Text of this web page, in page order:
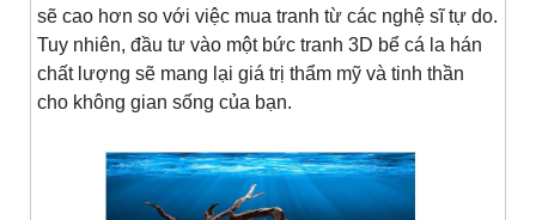
sẽ cao hơn so với việc mua tranh từ các nghệ sĩ tự do.
Tuy nhiên, đầu tư vào một bức tranh 3D bể cá la hán
chất lượng sẽ mang lại giá trị thẩm mỹ và tinh thần
cho không gian sống của bạn.